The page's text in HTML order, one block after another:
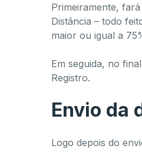
Primeiramente,
Distância – todo
maior ou igual a
Em seguida, no
Registro.
Envio da
Logo depois do